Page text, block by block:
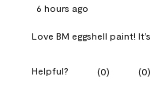
6 hours ago
Love BM eggshell paint!
Helpful? (0) (0)